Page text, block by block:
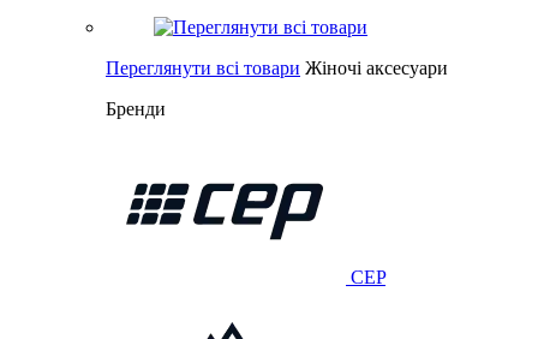
Переглянути всі товари Жіночі аксесуари
Бренди
CEP